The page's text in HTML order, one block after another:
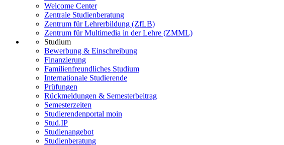
Welcome Center
Zentrale Studienberatung
Zentrum für Lehrerbildung (ZfLB)
Zentrum für Multimedia in der Lehre (ZMML)
Studium
Bewerbung & Einschreibung
Finanzierung
Familienfreundliches Studium
Internationale Studierende
Prüfungen
Rückmeldungen & Semesterbeitrag
Semesterzeiten
Studierendenportal moin
Stud.IP
Studienangebot
Studienberatung